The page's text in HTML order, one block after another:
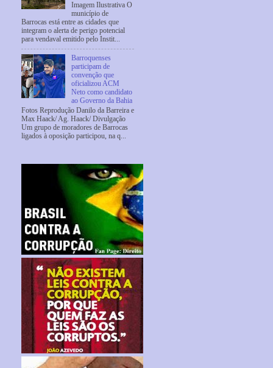
Imagem Ilustrativa O
município de
Barrocas está entre as cidades que
integram o alerta de perigo potencial
para vendaval emitido pelo Instit...
Barroquenses
participam de
convenção que
oficializou ACM
Neto como candidato
ao Governo da Bahia
Fotos Reprodução Danilo da Barreira e
Max Haack/ Ag. Haack/ Divulgação
Um grupo de moradores de Barrocas
ligados à oposição participou, na q...